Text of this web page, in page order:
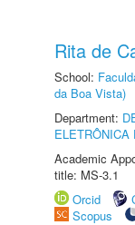
Rita de
School:
da Boa Vista)
Department:
ELETRÔNICA
Academic
title: MS-3.1
Orcid
Scopus